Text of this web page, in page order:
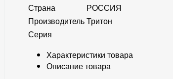
Страна
РОССИЯ
ПроизводительТритон
Серия
Характеристики товара
Описание товара